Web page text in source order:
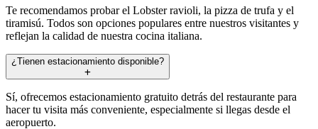
Te recomendamos probar el Lobster ravioli, la pizza de trufa y el
tiramisú. Todos son opciones populares entre nuestros visitantes y
reflejan la calidad de nuestra cocina italiana.
¿Tienen estacionamiento disponible?
Sí, ofrecemos estacionamiento gratuito detrás del restaurante para
hacer tu visita más conveniente, especialmente si llegas desde el
aeropuerto.